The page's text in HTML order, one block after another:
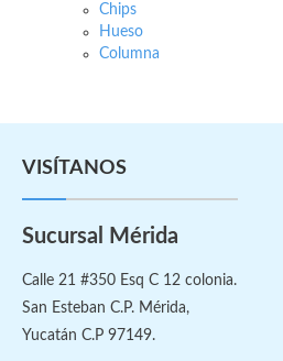
Chips
Hueso
Columna
VISÍTANOS
Sucursal Mérida
Calle 21 #350 Esq C 12 colonia.
San Esteban C.P. Mérida,
Yucatán C.P 97149.